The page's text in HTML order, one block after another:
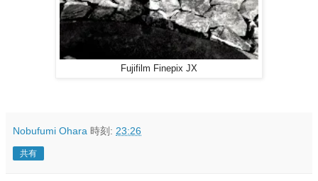
Fujifilm Finepix JX
Nobufumi Ohara 時刻: 23:26
共有